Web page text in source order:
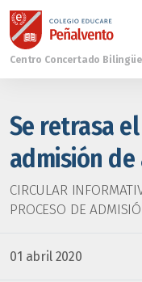
Se retrasa
admisión
CIRCULAR
PROCESO DE
01 abril 2020